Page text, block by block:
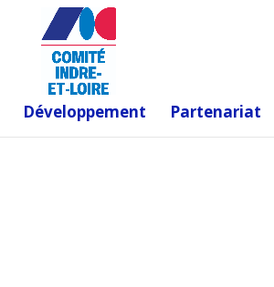
Développement Partenariat